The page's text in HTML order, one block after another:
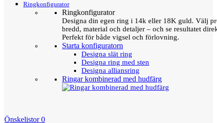
Ringkonfigurator
Ringkonfigurator
Designa din egen ring i 14k eller 18K guld. Välj
bredd, material och detaljer – och se resultatet
Perfekt för både vigsel och förlovning.
Starta konfiguratorn
Designa slät ring
Designa ring med sten
Designa alliansring
Ringar kombinerad med hudfärg
Önskelistor 0